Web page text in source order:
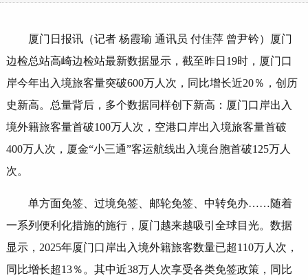
厦门日报讯（记者 杨霞瑜 通讯员 付佳萍 曾尹钤）厦门
边检总站高崎边检站最新数据显示，截至昨日19时，厦门口
岸今年出入境旅客量突破600万人次，同比增长近20％，创历
史新高。总量背后，多个数据同样创下新高：厦门口岸出入
境外籍旅客量首破100万人次，空港口岸出入境旅客量首破
400万人次，厦金“小三通”客运航线出入境台胞首破125万人
次。
单方面免签、过境免签、邮轮免签、中转免办……随着
一系列便利化措施的施行，厦门越来越吸引全球目光。数据
显示，2025年厦门口岸出入境外籍旅客数量已超110万人次，
同比增长超13％。其中近38万人次享受各类免签政策，同比